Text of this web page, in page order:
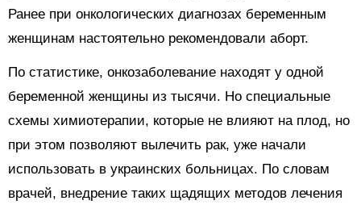
Ранее при онкологических диагнозах беременным
женщинам настоятельно рекомендовали аборт.
По статистике, онкозаболевание находят у одной
беременной женщины из тысячи. Но специальные
схемы химиотерапии, которые не влияют на плод, но
при этом позволяют вылечить рак, уже начали
использовать в украинских больницах. По словам
врачей, внедрение таких щадящих методов лечения